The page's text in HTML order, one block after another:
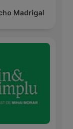
Madrigal